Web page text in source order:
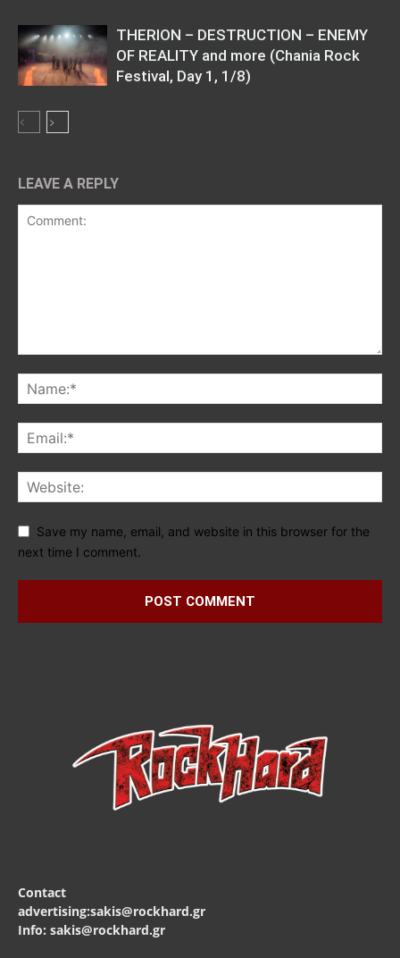
THERION – DESTRUCTION – ENEMY
OF REALITY and more (Chania Rock
Festival, Day 1, 1/8)
LEAVE A REPLY
Save my name, email, and website in this browser for the
next time I comment.
Contact
advertising:sakis@rockhard.gr
Info: sakis@rockhard.gr